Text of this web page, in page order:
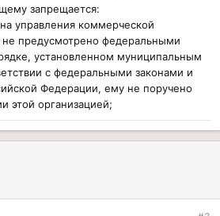
запрещается:
управления коммерческой
не предусмотрено федеральными
установленном муниципальным
с федеральными законами и
Федерации, ему не поручено
этой организацией;